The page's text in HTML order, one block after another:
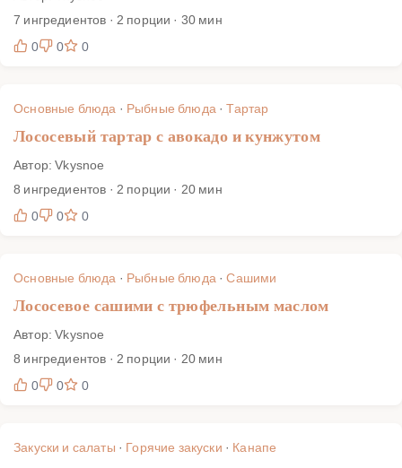
7 ингредиентов · 2 порции · 30 мин
0
0 0
Основные блюда · Рыбные блюда·Тартар
Лососевый тартар с авокадо и кунжутом
Автор: Vkysnoe
8 ингредиентов · 2 порции · 20 мин
0
0 0
Основные блюда · Рыбные блюда·Сашими
Лососевое сашими с трюфельным маслом
Автор: Vkysnoe
8 ингредиентов · 2 порции · 20 мин
0
0 0
Закуски и салаты · Горячие закуски · Канапе